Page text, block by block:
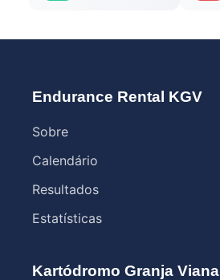
Endurance Rental KGV
Sobre
Calendário
Resultados
Estatísticas
Kartódromo Granja Viana